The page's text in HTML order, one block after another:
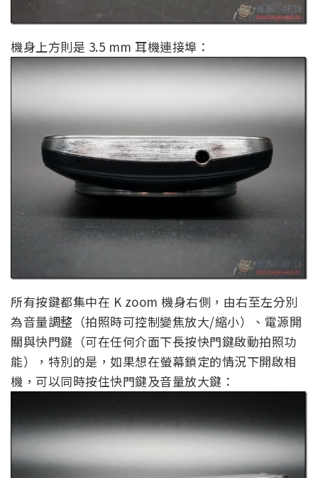
機身上方則是 3.5 mm 耳機連接埠：
所有按鍵都集中在 K zoom 機身右側，由右至左分別
為音量調整（拍照時可控制變焦放大/縮小）、電源開
關與快門鍵（可在任何介面下長按快門鍵啟動拍照功
能），特別的是，如果想在螢幕鎖定的情況下開啟相
機，可以同時按住快門鍵及音量放大鍵：